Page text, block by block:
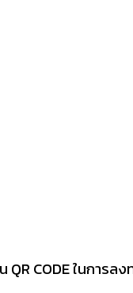
QR CODE ในการล